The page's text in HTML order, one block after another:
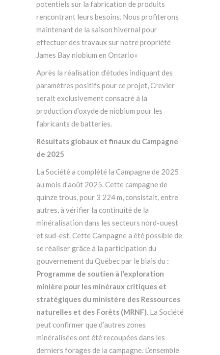
potentiels sur la fabrication de produits
rencontrant leurs besoins. Nous profiterons
maintenant de la saison hivernal pour
effectuer des travaux sur notre propriété
James Bay niobium en Ontario»
Après la réalisation d’études indiquant des
paramètres positifs pour ce projet, Crevier
serait exclusivement consacré à la
production d’oxyde de niobium pour les
fabricants de batteries.
Résultats globaux et finaux du Campagne
de 2025
La Société a complété la Campagne de 2025
au mois d’août 2025. Cette campagne de
quinze trous, pour 3 224 m, consistait, entre
autres, à vérifier la continuité de la
minéralisation dans les secteurs nord-ouest
et sud-est. Cette Campagne a été possible de
se réaliser grâce à la participation du
gouvernement du Québec par le biais du :
Programme de soutien à l’exploration
minière pour les minéraux critiques et
stratégiques du ministère des Ressources
naturelles et des Forêts (MRNF). La Société
peut confirmer que d’autres zones
minéralisées ont été recoupées dans les
derniers forages de la campagne. L’ensemble